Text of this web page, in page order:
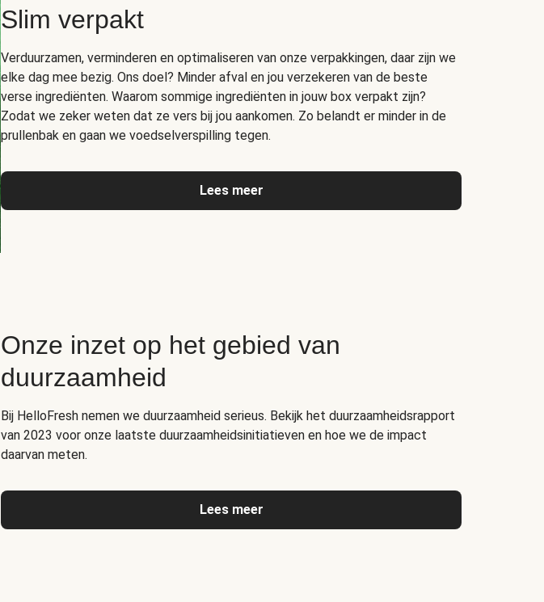
Slim verpakt
Verduurzamen, verminderen en optimaliseren van onze verpakkingen, daar zijn we
elke dag mee bezig. Ons doel? Minder afval en jou verzekeren van de beste
verse ingrediënten. Waarom sommige ingrediënten in jouw box verpakt zijn?
Zodat we zeker weten dat ze vers bij jou aankomen. Zo belandt er minder in de
prullenbak en gaan we voedselverspilling tegen.
Lees meer
Onze inzet op het gebied van
duurzaamheid
Bij HelloFresh nemen we duurzaamheid serieus. Bekijk het duurzaamheidsrapport
van 2023 voor onze laatste duurzaamheidsinitiatieven en hoe we de impact
daarvan meten.
Lees meer